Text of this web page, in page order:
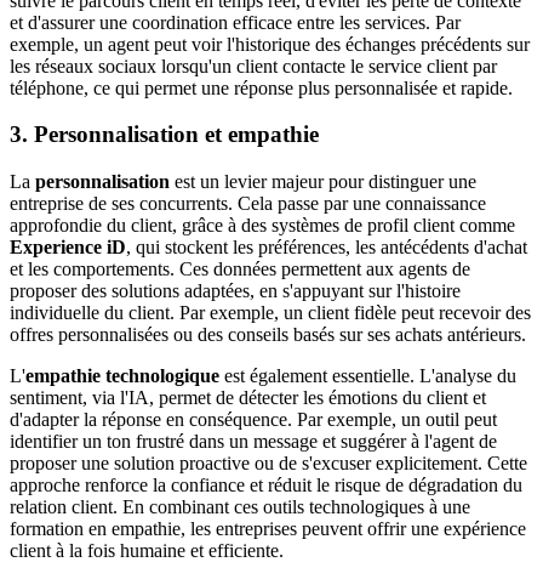
et d'assurer une coordination efficace entre les services. Par
exemple, un agent peut voir l'historique des échanges précédents sur
les réseaux sociaux lorsqu'un client contacte le service client par
téléphone, ce qui permet une réponse plus personnalisée et rapide.
3. Personnalisation et empathie
La personnalisation est un levier majeur pour distinguer une
entreprise de ses concurrents. Cela passe par une connaissance
approfondie du client, grâce à des systèmes de profil client comme
Experience iD, qui stockent les préférences, les antécédents d'achat
et les comportements. Ces données permettent aux agents de
proposer des solutions adaptées, en s'appuyant sur l'histoire
individuelle du client. Par exemple, un client fidèle peut recevoir des
offres personnalisées ou des conseils basés sur ses achats antérieurs.
L'empathie technologique est également essentielle. L'analyse du
sentiment, via l'IA, permet de détecter les émotions du client et
d'adapter la réponse en conséquence. Par exemple, un outil peut
identifier un ton frustré dans un message et suggérer à l'agent de
proposer une solution proactive ou de s'excuser explicitement. Cette
approche renforce la confiance et réduit le risque de dégradation du
relation client. En combinant ces outils technologiques à une
formation en empathie, les entreprises peuvent offrir une expérience
client à la fois humaine et efficiente.